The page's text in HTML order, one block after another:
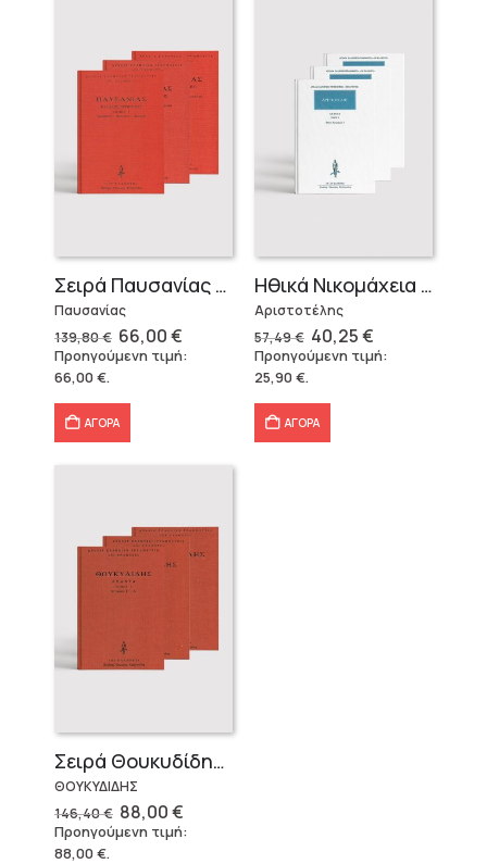
Σειρά Παυσανίας – Δεμένο (3 τόμοι)
Παυσανίας
139,80€ Original
price
was:
66,00€Η
τρέχουσα
τιμή
Προηγούμενη τιμή:
66,00€.
ΑΓΟΡΑ
Ηθικά Νικομάχεια (3 τόμοι)
Αριστοτέλης
57,49€ Original
price
was:
40,25€Η
τρέχουσα
τιμή
Προηγούμενη τιμή:
25,90€.
ΑΓΟΡΑ
Σειρά Θουκυδίδης – Δεμένο (4 τόμοι)
ΘΟΥΚΥΔΙΔΗΣ
146,40€ Original
price
was:
88,00€Η
τρέχουσα
τιμή
Προηγούμενη τιμή:
88,00€.